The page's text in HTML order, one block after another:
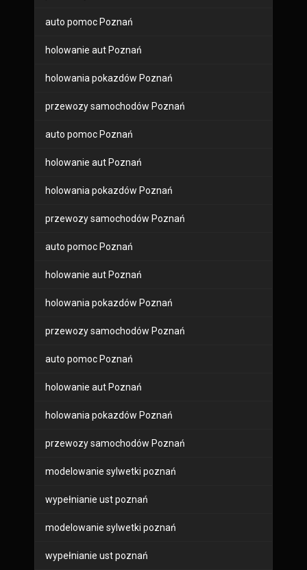
auto pomoc Poznań
holowanie aut Poznań
holowania pokazdów Poznań
przewozy samochodów Poznań
auto pomoc Poznań
holowanie aut Poznań
holowania pokazdów Poznań
przewozy samochodów Poznań
auto pomoc Poznań
holowanie aut Poznań
holowania pokazdów Poznań
przewozy samochodów Poznań
auto pomoc Poznań
holowanie aut Poznań
holowania pokazdów Poznań
przewozy samochodów Poznań
modelowanie sylwetki poznań
wypełnianie ust poznań
modelowanie sylwetki poznań
wypełnianie ust poznań